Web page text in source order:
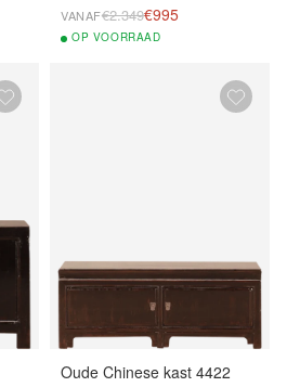
VANAF€2.349€995
OP VOORRAAD
Oude Chinese kast 4422